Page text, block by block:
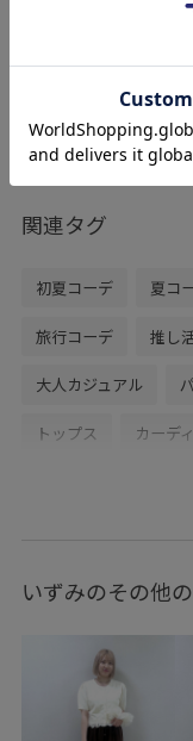
関連タグ
初夏コーデ 夏コ
旅行コーデ 推し
大人カジュアル
トップス カーデ
ショルダ
RP26SS_goods
いずみのその他